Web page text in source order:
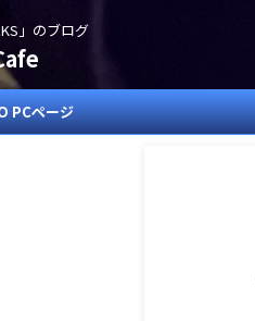
」のブログ
PCページ